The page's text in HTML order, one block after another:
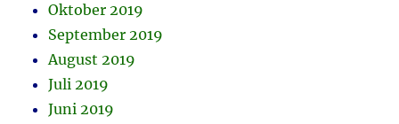
Oktober 2019
September 2019
August 2019
Juli 2019
Juni 2019